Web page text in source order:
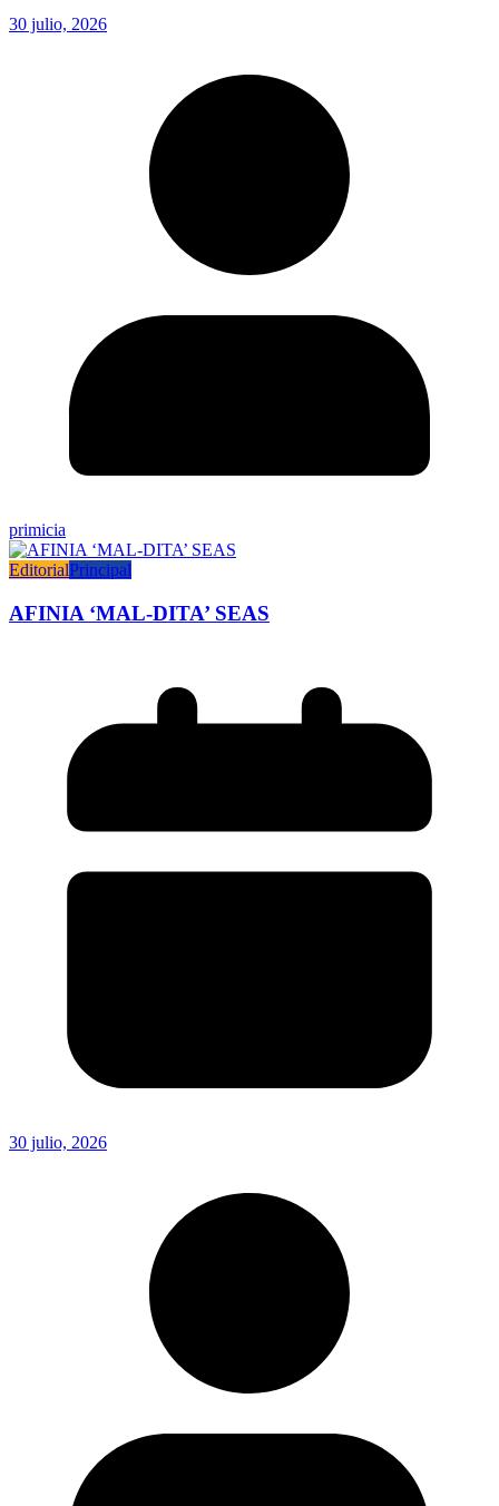
30 julio, 2026
primicia
EditorialPrincipal
AFINIA ‘MAL-DITA’ SEAS
30 julio, 2026